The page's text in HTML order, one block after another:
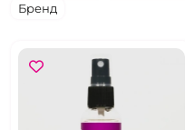
Бренд